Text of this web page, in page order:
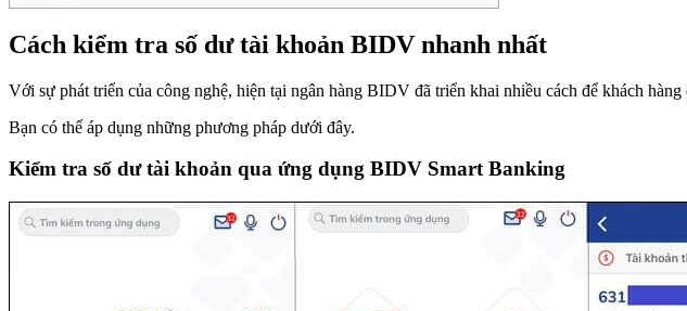
Cách kiểm tra số dư tài khoản BIDV nhanh nhất
Với sự phát triển của công nghệ, hiện tại ngân hàng BIDV đã triển khai nhiều cách để khách
Bạn có thể áp dụng những phương pháp dưới đây.
Kiểm tra số dư tài khoản qua ứng dụng BIDV Smart Banking